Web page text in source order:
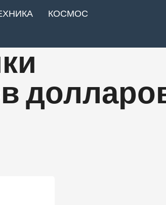
КОСМОС